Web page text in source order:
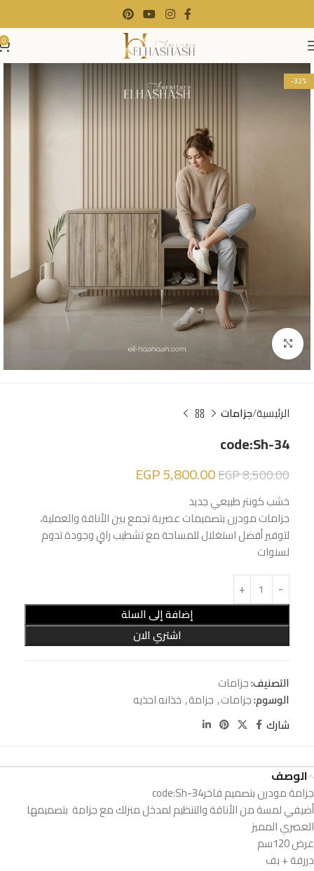
0
-32%
Click to enlarge
الرئيسية جزامات
code:Sh-34
EGP8,500.00
EGP5,800.00
خشب كونتر طبيعي جديد
جزامات مودرن بتصميمات عصرية تجمع بين الأناقة والعملية،
لتوفير أفضل استغلال للمساحة مع تشطيب راقٍ وجودة تدوم
لسنوات
إضافة إلى السلة
اشتري الان
التصنيف:جزامات
الوسوم:جزامات, جزامة, خذانه احذيه
شارك
الوصف
جزامة مودرن بتصميم فاخرcode:Sh-34
أضيفي لمسة من الأناقة والتنظيم لمدخل منزلك مع جزامة بتصميمها
العصري المميز
عرض 120سم
دررفة + بف